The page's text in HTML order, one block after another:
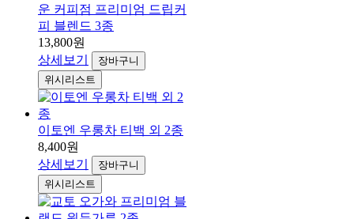
운 커피점 프리미엄 드립커
피 블렌드 3종
13,800원
상세보기
장바구니
위시리스트
이토엔 우롱차 티백 외 2종
8,400원
상세보기
장바구니
위시리스트